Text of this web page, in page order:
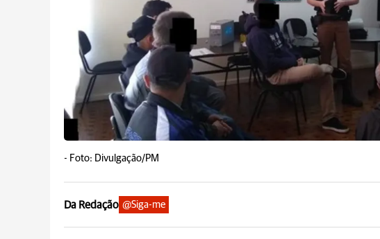
- Foto: Divulgação/PM
Da Redação @Siga-me